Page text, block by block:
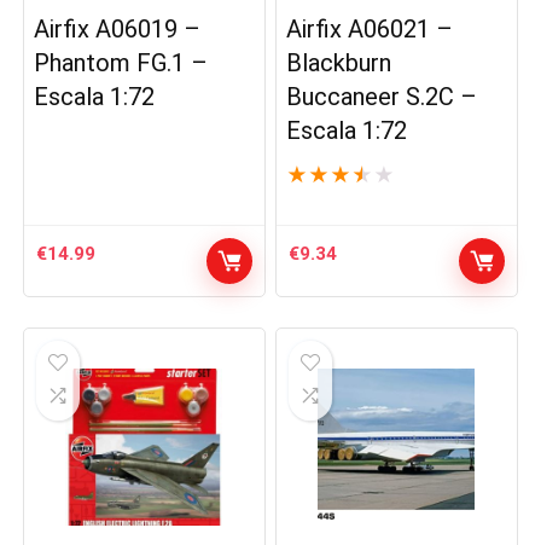
Airfix A06019 –
Phantom FG.1 –
Escala 1:72
€14.99
Airfix A06021 –
Blackburn
Buccaneer S.2C –
Escala 1:72
★ ★ ★ ★ ★
€9.34